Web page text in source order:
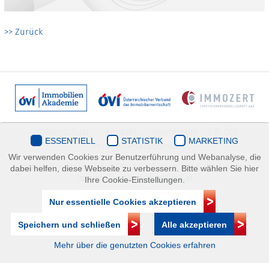
>> Zurück
Immobilienakademie
Mariahilfer Straße 116/2.OG/2 1070 Wien | +43(1)505 32 50 |
immobilienakademie@ovi.at
ESSENTIELL STATISTIK
MARKETING
Wir verwenden Cookies zur Benutzerführung und Webanalyse, die
dabei helfen, diese Webseite zu verbessern. Bitte wählen Sie hier
Ihre Cookie-Einstellungen.
Nur essentielle Cookies akzeptieren
Speichern und schließen Alle akzeptieren
Mehr über die genutzten Cookies erfahren